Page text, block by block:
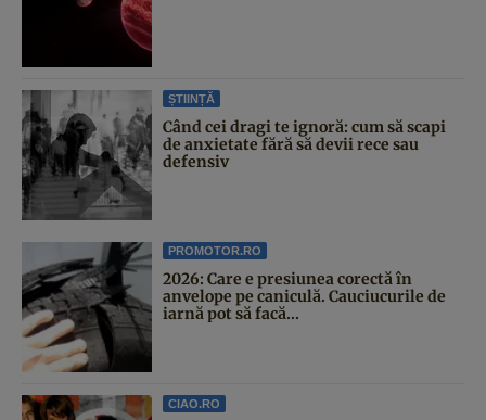
ȘTIINȚĂ
Când cei dragi te ignoră: cum să scapi
de anxietate fără să devii rece sau
defensiv
PROMOTOR.RO
2026: Care e presiunea corectă în
anvelope pe caniculă. Cauciucurile de
iarnă pot să facă...
CIAO.RO